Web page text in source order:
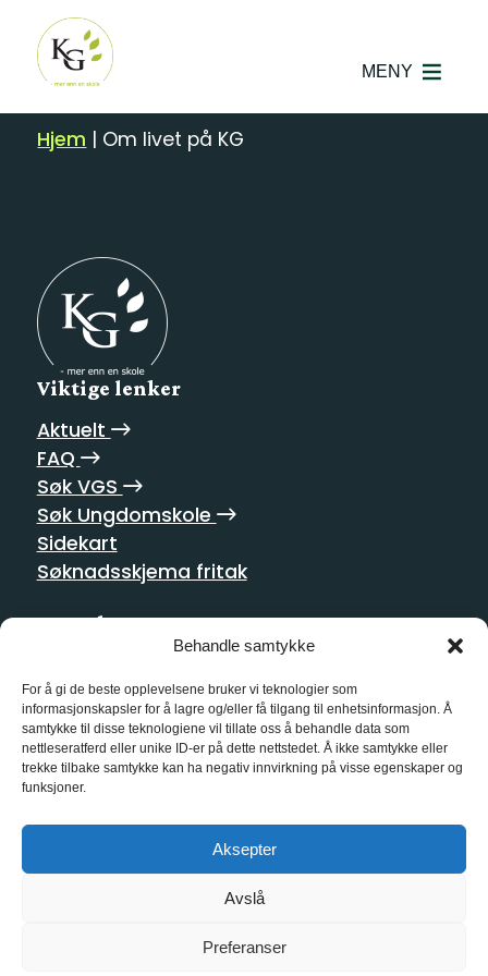
Behandle samtykke
For å gi de beste opplevelsene bruker vi teknologier som
informasjonskapsler for å lagre og/eller få tilgang til enhetsinformasjon. Å
samtykke til disse teknologiene vil tillate oss å behandle data som
nettleseratferd eller unike ID-er på dette nettstedet. Å ikke samtykke eller
trekke tilbake samtykke kan ha negativ innvirkning på visse egenskaper og
funksjoner.
Aksepter
Avslå
Preferanser
MENY
Hjem | Om livet på KG
Viktige lenker
Aktuelt
FAQ
Søk VGS
Søk Ungdomskole
Sidekart
Søknadsskjema fritak
Postadresse
0352 Oslo
Kontakt oss
21 55 10 00